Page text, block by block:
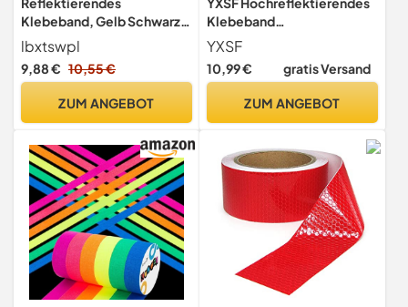
Klebeband, Gelb Schwarz
25Mx5CM Conspicuous
Warning Tape
lbxtswpl
9,88 € 10,55 €
ZUM ANGEBOT
Klebeband
Fluoreszierendes Gelb 5cm
x 10m - Selbstklebendes
Reflektorband für
Fahrräder, Helme, LKW -
Haltbar
YXSF
10,99 € gratis Versand
ZUM ANGEBOT